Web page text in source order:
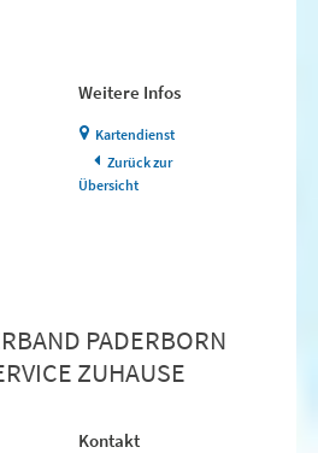
Weitere Infos
Kartendienst
Zurück zur
Übersicht
PADERBORN
ZUHAUSE
Kontakt